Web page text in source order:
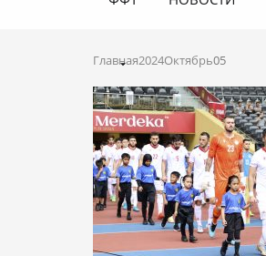
Главная2024Октябрь05